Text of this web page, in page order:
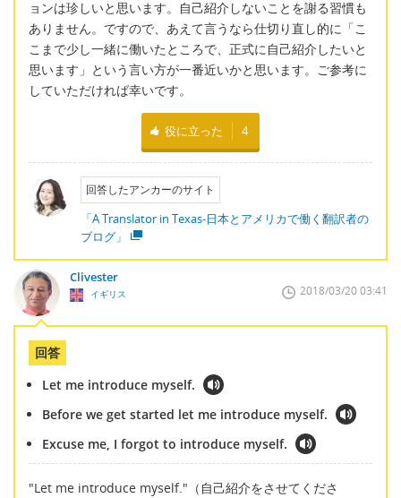
ョンは珍しいと思います。自己紹介しないことを謝る習慣も
ありません。ですので、あえて言うなら仕切り直し的に「こ
こまで少し一緒に働いたところで、正式に自己紹介したいと
思います」という言い方が一番近いかと思います。ご参考に
していただければ幸いです。
役に立った 4
回答したアンカーのサイト
「A Translator in Texas-日本とアメリカで働く翻訳者の
ブログ」
Clivester
イギリス 2018/03/20 03:41
回答
Let me introduce myself.
Before we get started let me introduce myself.
Excuse me, I forgot to introduce myself.
"Let me introduce myself."（自己紹介をさせてくださ